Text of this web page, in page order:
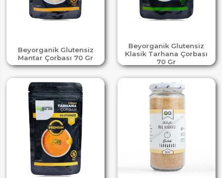
Beyorganik Glutensiz
Mantar Çorbası 70 Gr
Beyorganik Glutensiz
Klasik Tarhana Çorbası
70 Gr